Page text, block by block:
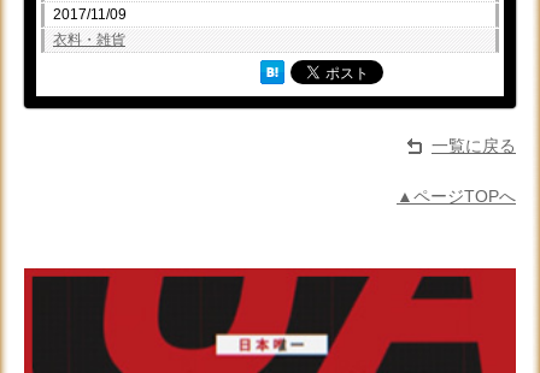
2017/11/09
衣料・雑貨
一覧に戻る
▲ページTOPへ